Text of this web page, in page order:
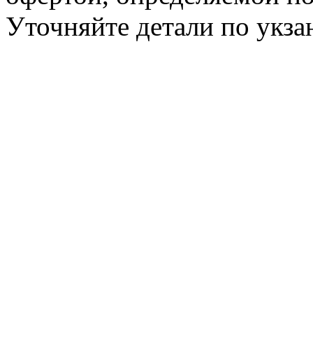
Уточняйте детали по